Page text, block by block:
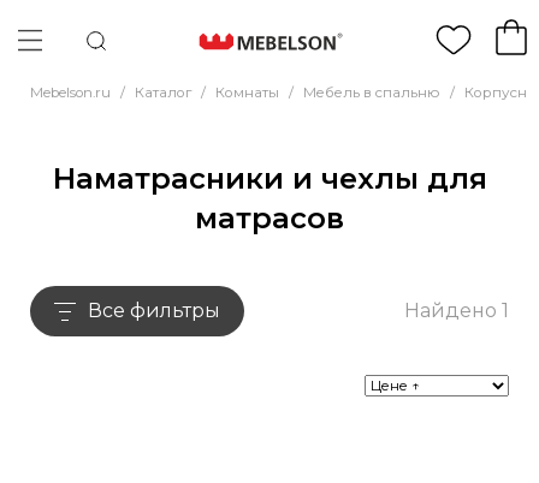
Mebelson.ru / Каталог / Комнаты / Мебель в спальню /
Наматрасники и чехлы для
матрасов
Все фильтры Найдено 1